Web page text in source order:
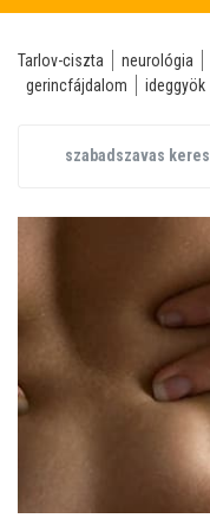
Tarlov-ciszta neurológia
gerincfájdalom
ideggyök